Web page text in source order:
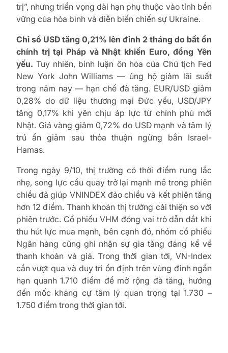
trị”, nhưng triển vọng dài hạn phụ thuộc vào tính bền
vững của hòa bình và diễn biến chiến sự Ukraine.
Chỉ số USD tăng 0,21% lên đỉnh 2 tháng do bất ổn
chính trị tại Pháp và Nhật khiến Euro, đồng Yên
yếu.Tuy nhiên, bình luận ôn hòa của Chủ tịch Fed
New York John Williams — ủng hộ giảm lãi suất
trong năm nay — hạn chế đà tăng. EUR/USD giảm
0,28% do dữ liệu thương mại Đức yếu, USD/JPY
tăng 0,17% khi yên chịu áp lực từ chính phủ mới
Nhật. Giá vàng giảm 0,72% do USD mạnh và tâm lý
trú ẩn giảm sau thỏa thuận ngừng bắn Israel-
Hamas.
Trong ngày 9/10, thị trường có thời điểm rung lắc
nhẹ, song lực cầu quay trở lại mạnh mẽ trong phiên
chiều đã giúp VNINDEX đảo chiều và kết phiên tăng
hơn 12 điểm. Thanh khoản thị trường cải thiện so với
phiên trước. Cổ phiếu VHM đóng vai trò dẫn dắt khi
thu hút lực mua mạnh, bên cạnh đó, nhóm cổ phiếu
Ngân hàng cũng ghi nhận sự gia tăng đáng kể về
thanh khoản và giá. Trong thời gian tới, VN-Index
cần vượt qua và duy trì ổn định trên vùng đỉnh ngắn
hạn quanh 1.710 điểm để mở rộng đà tăng, hướng
đến mốc kháng cự tâm lý quan trọng tại 1.730 –
1.750 điểm trong thời gian tới.